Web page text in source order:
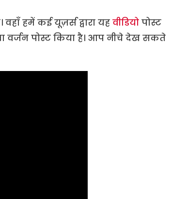
हमें कई यूज़र्स द्वारा यहवीडियो पोस्ट
वर्जन पोस्ट किया है। आप नीचे देख सकते